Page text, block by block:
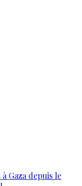
Gaza depuis le